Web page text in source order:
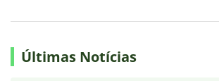
Últimas Notícias